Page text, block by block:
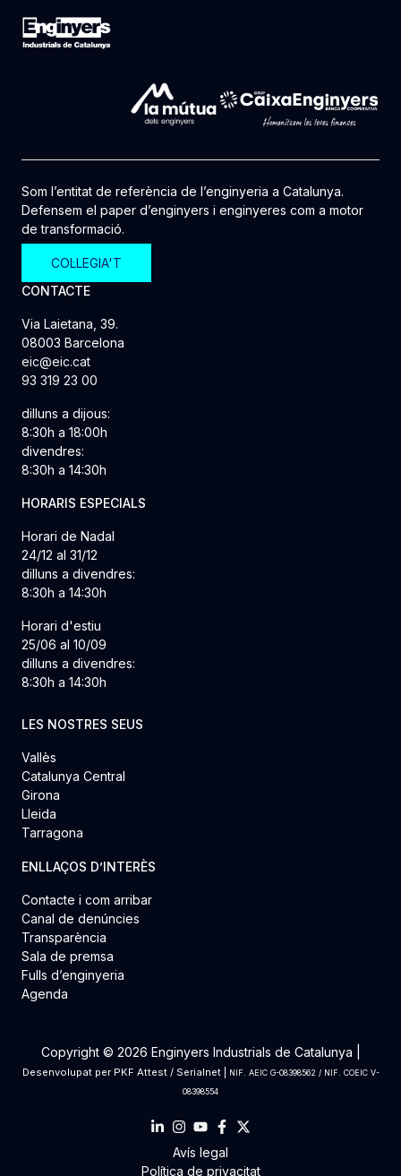
Som l’entitat de referència de l’enginyeria a Catalunya.
Defensem el paper d’enginyers i enginyeres com a motor
de transformació.
COL·LEGIA'T
CONTACTE
Via Laietana, 39.
08003 Barcelona
eic@eic.cat
93 319 23 00
dilluns a dijous:
8:30h a 18:00h
divendres:
8:30h a 14:30h
HORARIS ESPECIALS
Horari de Nadal
24/12 al 31/12
dilluns a divendres:
8:30h a 14:30h
Horari d'estiu
25/06 al 10/09
dilluns a divendres:
8:30h a 14:30h
LES NOSTRES SEUS
Vallès
Catalunya Central
Girona
Lleida
Tarragona
ENLLAÇOS D’INTERÈS
Contacte i com arribar
Canal de denúncies
Transparència
Sala de premsa
Fulls d’enginyeria
Agenda
Copyright © 2026 Enginyers Industrials de Catalunya |
Desenvolupat per PKF Attest/ Serialnet|
NIF. AEIC G-08398562 / NIF. COEIC V-
08398554
Avís legal
Política de privacitat